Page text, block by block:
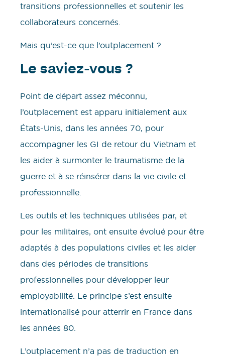
transitions professionnelles et soutenir les
collaborateurs concernés.
Mais qu’est-ce que l’outplacement ?
Le saviez-vous ?
Point de départ assez méconnu,
l’outplacement est apparu initialement aux
États-Unis, dans les années 70, pour
accompagner les GI de retour du Vietnam et
les aider à surmonter le traumatisme de la
guerre et à se réinsérer dans la vie civile et
professionnelle.
Les outils et les techniques utilisées par, et
pour les militaires, ont ensuite évolué pour être
adaptés à des populations civiles et les aider
dans des périodes de transitions
professionnelles pour développer leur
employabilité. Le principe s’est ensuite
internationalisé pour atterrir en France dans
les années 80.
L’outplacement n’a pas de traduction en